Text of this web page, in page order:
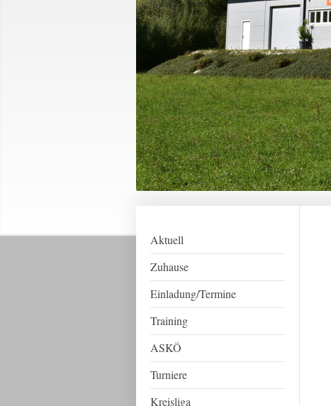
Aktuell
Zuhause
Einladung/Termine
Training
ASKÖ
Turniere
Kreisliga